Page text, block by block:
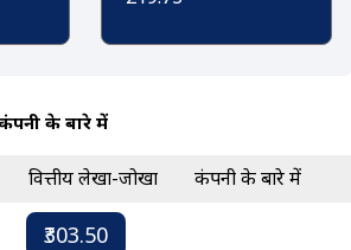
कंपनी के बारे में
वित्तीय लेखा-जोखा कंपनी के बारे में
₹303.50